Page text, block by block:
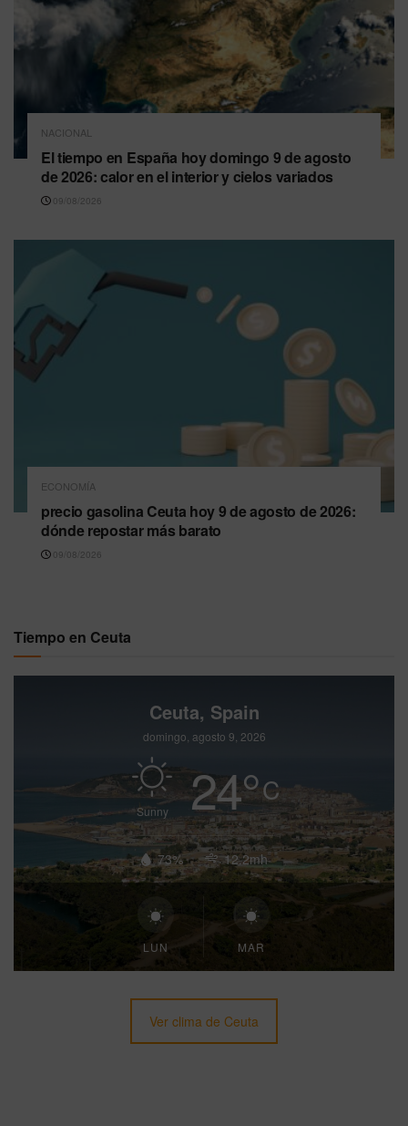
NACIONAL
El tiempo en España hoy domingo 9 de agosto
de 2026: calor en el interior y cielos variados
09/08/2026
ECONOMÍA
precio gasolina Ceuta hoy 9 de agosto de 2026:
dónde repostar más barato
09/08/2026
Tiempo en Ceuta
Ceuta, Spain
domingo, agosto 9, 2026
Sunny 24°C
73% 12.2mh
LUN MAR
Ver clima de Ceuta